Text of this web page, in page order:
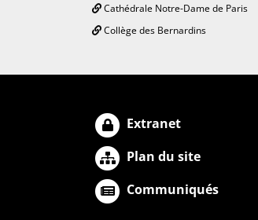
Cathédrale Notre-Dame de Paris
Collège des Bernardins
Extranet
Plan du site
Communiqués